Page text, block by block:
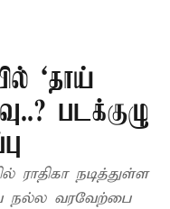
‘தாய்
படக்குழு
ராதிகா நடித்துள்ள